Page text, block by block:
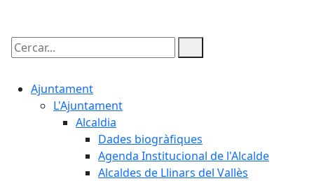
Cercar:
Ajuntament
L'Ajuntament
Alcaldia
Dades biogràfiques
Agenda Institucional de l'Alcalde
Alcaldes de Llinars del Vallès